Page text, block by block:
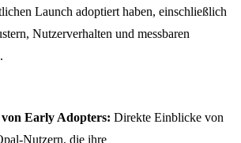
Launch adoptiert haben, einschließlich
Nutzerverhalten und messbaren
Early Adopters: Direkte Einblicke von
Nutzern, die ihre